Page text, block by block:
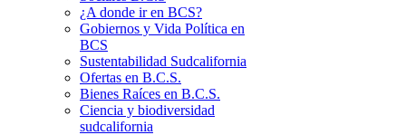
¿A donde ir en BCS?
Gobiernos y Vida Política en
BCS
Sustentabilidad Sudcalifornia
Ofertas en B.C.S.
Bienes Raíces en B.C.S.
Ciencia y biodiversidad
sudcalifornia